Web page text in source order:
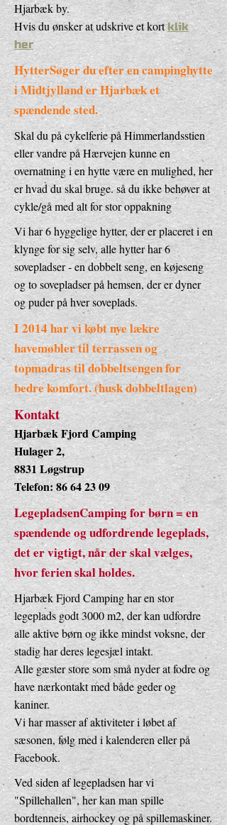
Hjarbæk by.
Hvis du ønsker at udskrive et kortklik
her
HytterSøger du efter en campinghytte
i Midtjylland er Hjarbæk et
spændende sted.
Skal du på cykelferie på Himmerlandsstien
eller vandre på Hærvejen kunne en
overnatning i en hytte være en mulighed, her
er hvad du skal bruge. så du ikke behøver at
cykle/gå med alt for stor oppakning
Vi har 6 hyggelige hytter, der er placeret i en
klynge for sig selv, alle hytter har 6
sovepladser - en dobbelt seng, en køjeseng
og to sovepladser på hemsen, der er dyner
og puder på hver soveplads.
I 2014 har vi købt nye lækre
havemøbler til terrassen og
topmadras til dobbeltsengen for
bedre komfort. (husk dobbeltlagen)
Kontakt
Hjarbæk Fjord Camping
Hulager 2,
8831 Løgstrup
Telefon: 86 64 23 09
LegepladsenCamping for børn = en
spændende og udfordrende legeplads,
det er vigtigt, når der skal vælges,
hvor ferien skal holdes.
Hjarbæk Fjord Camping har en stor
legeplads godt 3000 m2, der kan udfordre
alle aktive børn og ikke mindst voksne, der
stadig har deres legesjæl intakt.
Alle gæster store som små nyder at fodre og
have nærkontakt med både geder og
kaniner.
Vi har masser af aktiviteter i løbet af
sæsonen, følg med i kalenderen eller på
Facebook.
Ved siden af legepladsen har vi
"Spillehallen", her kan man spille
bordtenneis, airhockey og på spillemaskiner.